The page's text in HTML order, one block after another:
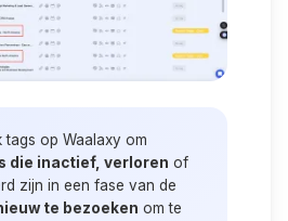
tags op Waalaxy om
die inactief, verloren of
zijn in een fase van de
te bezoeken om te